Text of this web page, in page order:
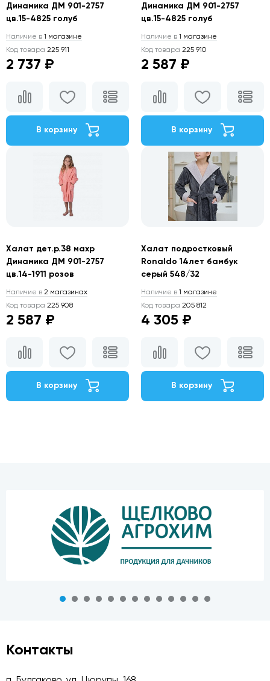
Динамика ДМ 901-2757
цв.15-4825 голуб
Наличие в 1 магазине
Код товара 225 911
2 737 ₽
В корзину
Динамика ДМ 901-2757
цв.15-4825 голуб
Наличие в 1 магазине
Код товара 225 910
2 587 ₽
В корзину
Халат дет.р.38 махр
Динамика ДМ 901-2757
цв.14-1911 розов
Наличие в 2 магазинах
Код товара 225 908
2 587 ₽
В корзину
Халат подростковый
Ronaldo 14лет бамбук
серый 548/32
Наличие в 1 магазине
Код товара 205 812
4 305 ₽
В корзину
Контакты